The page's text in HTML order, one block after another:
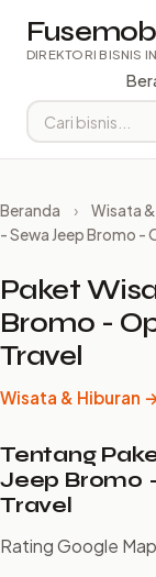
Fusemob
DIREKTORI BISNIS
Beranda › Wisata
- Sewa Jeep Bromo -
Paket
Bromo -
Travel
Wisata & Hiburan
Tentang
Jeep Bromo
Travel
Rating Google